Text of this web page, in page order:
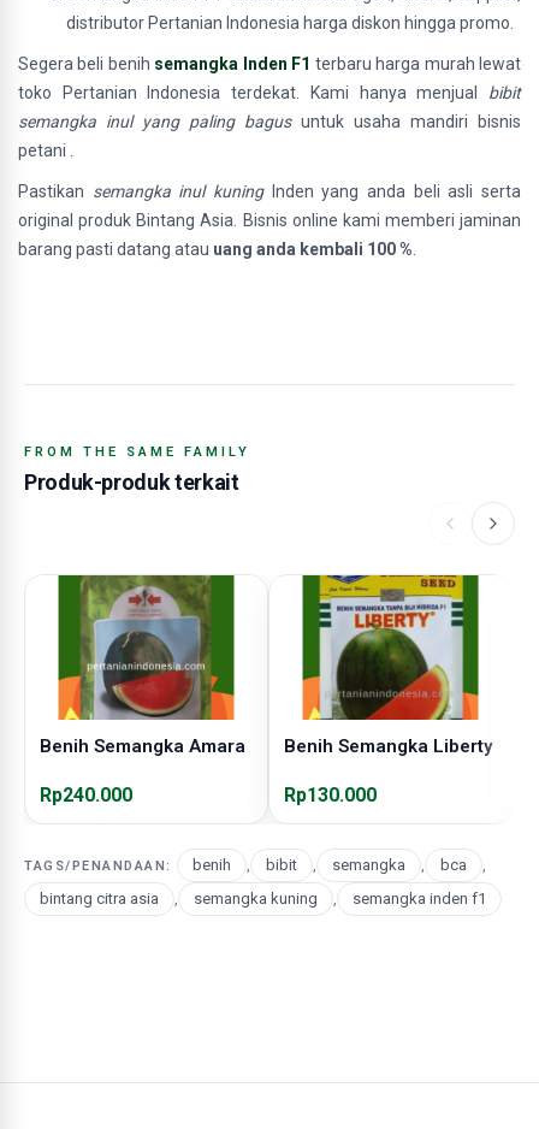
distributor Pertanian Indonesia harga diskon hingga promo.
Segera beli benih semangka Inden F1 terbaru harga murah lewat
toko Pertanian Indonesia terdekat. Kami hanya menjual bibit
semangka inul yang paling bagusuntuk usaha mandiri bisnis
petani .
Pastikan semangka inul kuningInden yang anda beli asli serta
original produk Bintang Asia. Bisnis online kami memberi jaminan
barang pasti datang atau uang anda kembali 100 %
FROM THE SAME FAMILY
Produk-produk terkait
Benih Semangka Amara
Rp240.000
Benih Semangka Liberty
Rp130.000
TAGS/PENANDAAN: benih , bibit , semangka , bca
,
bintang citra asia
, semangka kuning , semangka inden f1